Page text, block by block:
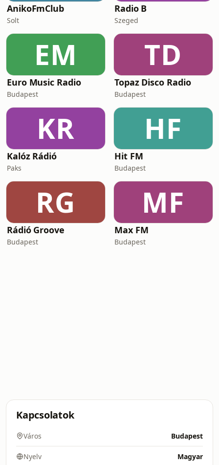
AnikoFmClub
Solt
Radio B
Szeged
EM
Euro Music Radio
Budapest
TD
Topaz Disco Radio
Budapest
KR
Kalóz Rádió
Paks
HF
Hit FM
Budapest
RG
Rádió Groove
Budapest
MF
Max FM
Budapest
Kapcsolatok
Város Budapest
Nyelv Magyar